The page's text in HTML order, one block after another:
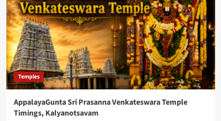
Temples
AppalayaGunta Sri Prasanna Venkateswara Temple
Timings, Kalyanotsavam